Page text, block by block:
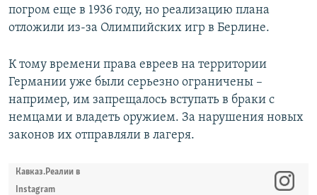
погром еще в 1936 году, но реализацию плана
отложили из-за Олимпийских игр в Берлине.
К тому времени права евреев на территории
Германии уже были серьезно ограничены –
например, им запрещалось вступать в браки с
немцами и владеть оружием. За нарушения новых
законов их отправляли в лагеря.
Кавказ.Реалии в
Instagram